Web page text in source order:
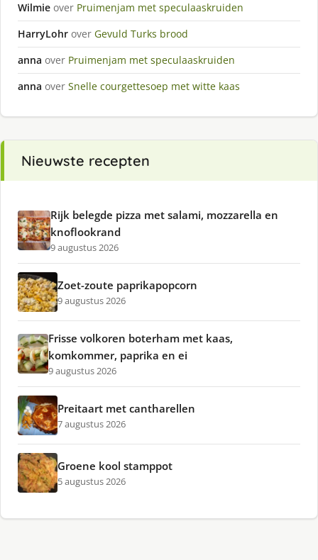
Wilmie over Pruimenjam met speculaaskruiden
HarryLohr over Gevuld Turks brood
anna over Pruimenjam met speculaaskruiden
anna over Snelle courgettesoep met witte kaas
Nieuwste recepten
Rijk belegde pizza met salami, mozzarella en
knoflookrand
9 augustus 2026
Zoet-zoute paprikapopcorn
9 augustus 2026
Frisse volkoren boterham met kaas,
komkommer, paprika en ei
9 augustus 2026
Preitaart met cantharellen
7 augustus 2026
Groene kool stamppot
5 augustus 2026